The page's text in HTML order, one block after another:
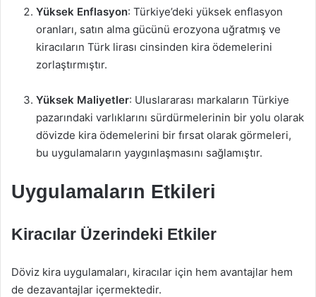
Yüksek Enflasyon: Türkiye’deki yüksek enflasyon
oranları, satın alma gücünü erozyona uğratmış ve
kiracıların Türk lirası cinsinden kira ödemelerini
zorlaştırmıştır.
Yüksek Maliyetler: Uluslararası markaların Türkiye
pazarındaki varlıklarını sürdürmelerinin bir yolu olarak
dövizde kira ödemelerini bir fırsat olarak görmeleri,
bu uygulamaların yaygınlaşmasını sağlamıştır.
Uygulamaların Etkileri
Kiracılar Üzerindeki Etkiler
Döviz kira uygulamaları, kiracılar için hem avantajlar hem
de dezavantajlar içermektedir.